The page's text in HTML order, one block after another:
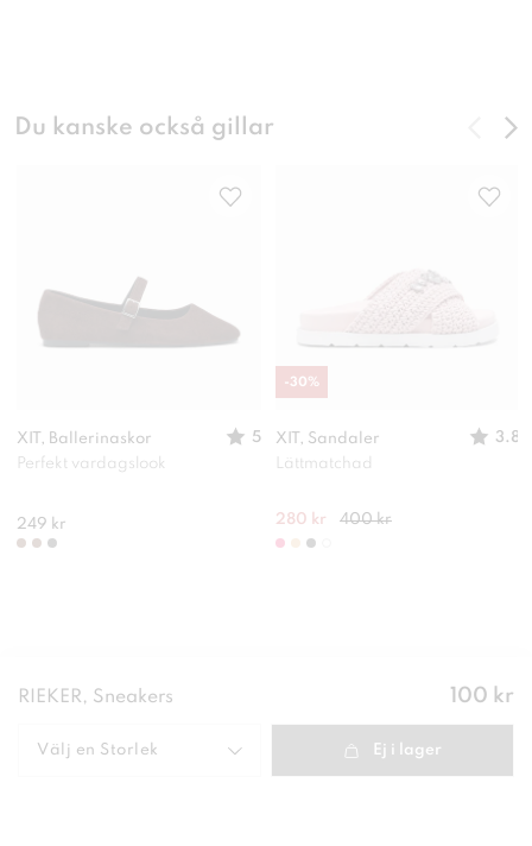
Du kanske också gillar
XIT, Ballerinaskor
5
Perfekt vardagslook
249 kr
XIT, Sandaler
3.8
Lättmatchad
280 kr 400 kr
-30%
RIEKER, Sneakers Pris:
100 kr
Välj en Storlek Ej i lager